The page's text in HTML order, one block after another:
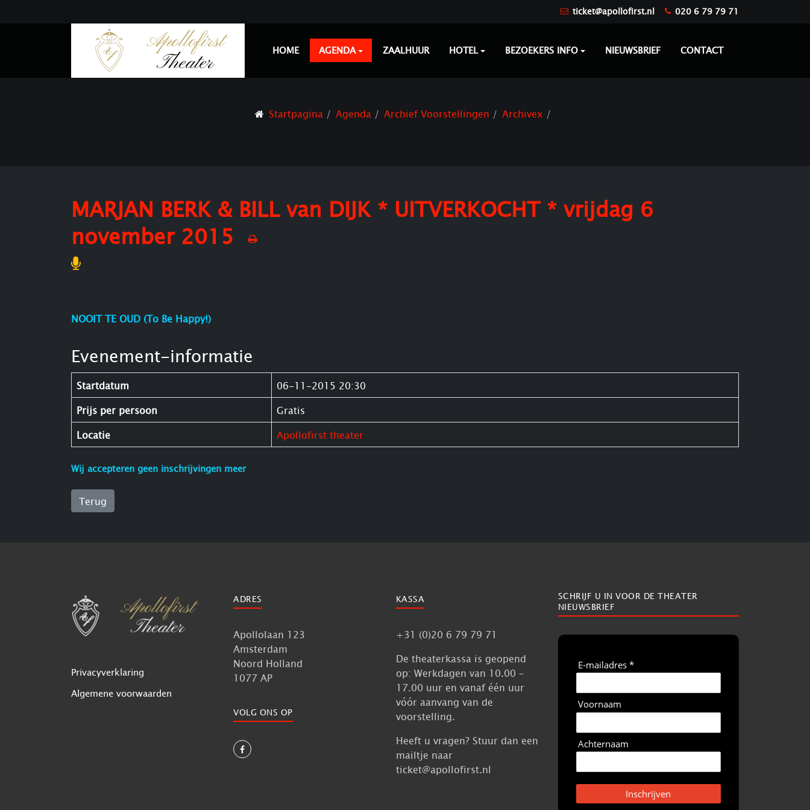
ticket@apollofirst.nl 020 6 79 79 71
HOME AGENDA ZAALHUUR HOTEL BEZOEKERS INFO NIEUWSBRIEF CONTACT
Startpagina Agenda Archief Voorstellingen Archivex
MARJAN BERK & BILL van DIJK * UITVERKOCHT * vrijdag 6
november 2015
NOOIT TE OUD (To Be Happy!)
Evenement-informatie
Startdatum 06-11-2015 20:30
Prijs per persoon Gratis
Locatie Apollofirst theater
Wij accepteren geen inschrijvingen meer
Terug
Privacyverklaring
Algemene voorwaarden
ADRES
Apollolaan 123
Amsterdam
Noord Holland
1077 AP
VOLG ONS OP
KASSA
+31 (0)20 6 79 79 71
De theaterkassa is geopend
op: Werkdagen van 10.00 –
17.00 uur en vanaf één uur
vóór aanvang van de
voorstelling.
Heeft u vragen? Stuur dan een
mailtje naar
ticket@apollofirst.nl
SCHRIJF U IN VOOR DE THEATER
NIEUWSBRIEF
E-mailadres *
Voornaam
Achternaam
Inschrijven